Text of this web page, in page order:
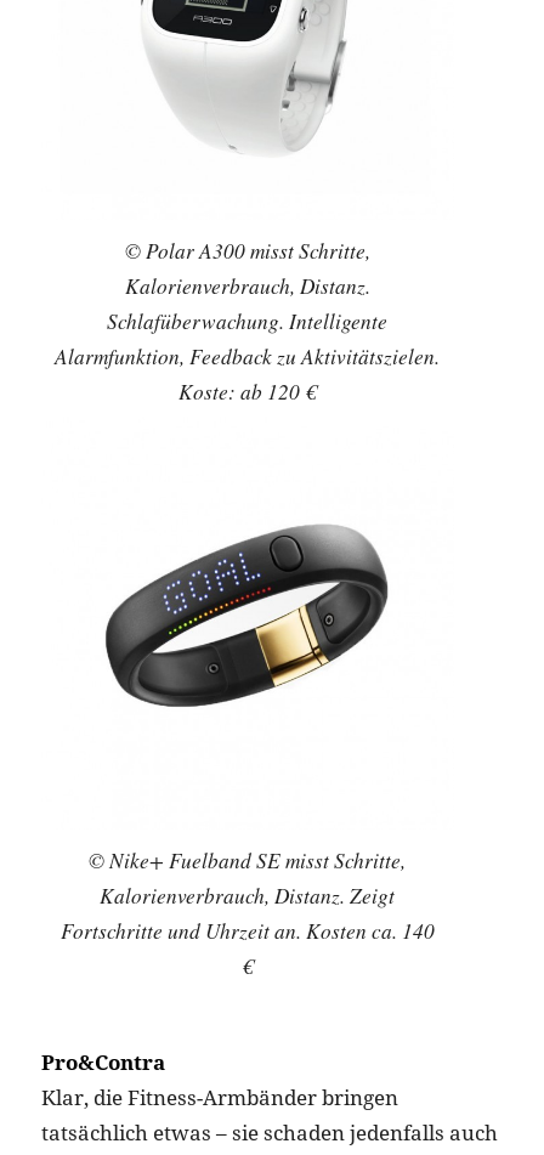
© Polar A300 misst Schritte,
Kalorienverbrauch, Distanz.
Schlafüberwachung. Intelligente
Alarmfunktion, Feedback zu Aktivitätszielen.
Koste: ab 120 €
© Nike+ Fuelband SE misst Schritte,
Kalorienverbrauch, Distanz. Zeigt
Fortschritte und Uhrzeit an. Kosten ca. 140
€
Pro&Contra
Klar, die Fitness-Armbänder bringen
tatsächlich etwas – sie schaden jedenfalls auch